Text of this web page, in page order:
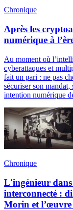
Chronique
Après les
numérique à
Au moment où
cyberattaques et
fait un pari : ne pas
sécuriser son
intention numérique
Chronique
L'ingénieur
interconnecté :
Morin et l’œuvre